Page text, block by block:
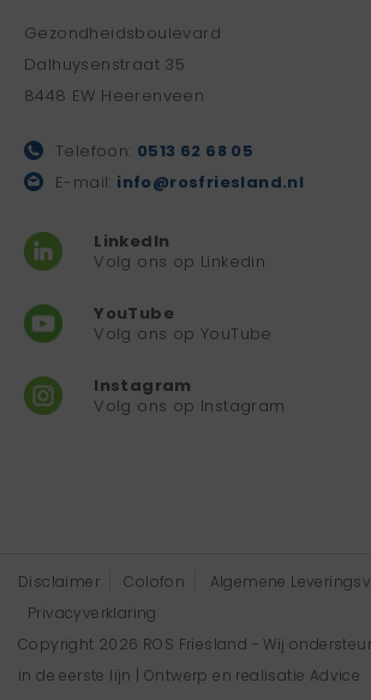
Gezondheidsboulevard
Dalhuysenstraat 35
8448 EW Heerenveen
Telefoon: 0513 62 68 05
E-mail: info@rosfriesland.nl
LinkedIn
Volg ons op Linkedin
YouTube
Volg ons op YouTube
Instagram
Volg ons op Instagram
Disclaimer Colofon
Algemene
Privacyverklaring
Copyright 2026 ROS Friesland - Wij
in de eerste lijn | Ontwerp en realisatie Advice